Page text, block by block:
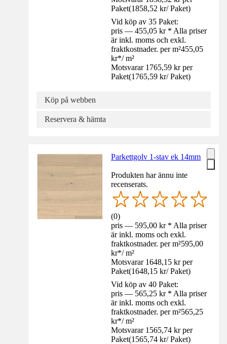
Paket(1858,52 kr/ Paket)
Vid köp av 35 Paket:
pris — 455,05 kr * Alla priser
är inkl. moms och exkl.
fraktkostnader. per m²455,05
kr*/ m²
Motsvarar 1765,59 kr per
Paket(1765,59 kr/ Paket)
Köp på webben
Reservera & hämta
Parkettgolv 1-stav ek 14mm
Produkten har ännu inte
recenserats.
(0)
pris — 595,00 kr * Alla priser
är inkl. moms och exkl.
fraktkostnader. per m²595,00
kr*/ m²
Motsvarar 1648,15 kr per
Paket(1648,15 kr/ Paket)
Vid köp av 40 Paket:
pris — 565,25 kr * Alla priser
är inkl. moms och exkl.
fraktkostnader. per m²565,25
kr*/ m²
Motsvarar 1565,74 kr per
Paket(1565,74 kr/ Paket)